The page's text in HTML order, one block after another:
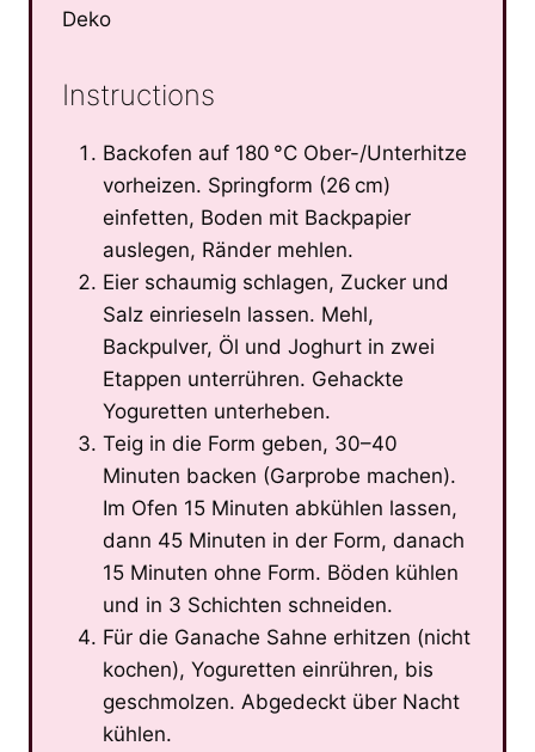
Deko
Instructions
Backofen auf 180 °C Ober-/Unterhitze
vorheizen. Springform (26 cm)
einfetten, Boden mit Backpapier
auslegen, Ränder mehlen.
Eier schaumig schlagen, Zucker und
Salz einrieseln lassen. Mehl,
Backpulver, Öl und Joghurt in zwei
Etappen unterrühren. Gehackte
Yoguretten unterheben.
Teig in die Form geben, 30–40
Minuten backen (Garprobe machen).
Im Ofen 15 Minuten abkühlen lassen,
dann 45 Minuten in der Form, danach
15 Minuten ohne Form. Böden kühlen
und in 3 Schichten schneiden.
Für die Ganache Sahne erhitzen (nicht
kochen), Yoguretten einrühren, bis
geschmolzen. Abgedeckt über Nacht
kühlen.